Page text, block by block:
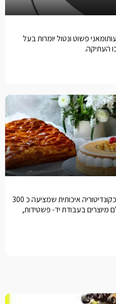
פשוט ונטול יומרות בעל
העתיקה.
במשך השנים מיצבה עצמה רולדין כקונדיטוריה איכותית שמציעה כ 300
מיוצרים בעבודת יד- פשטידות,